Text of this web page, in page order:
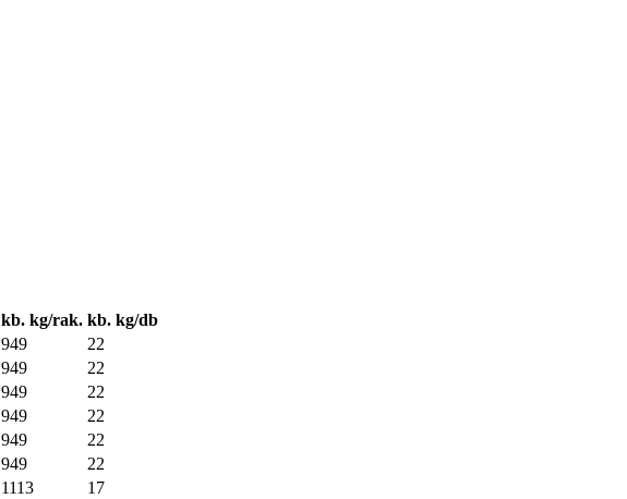
kb. kg/rak. kb. kg/db
949
22
949
22
949
22
949
22
949
22
949
22
1113
17